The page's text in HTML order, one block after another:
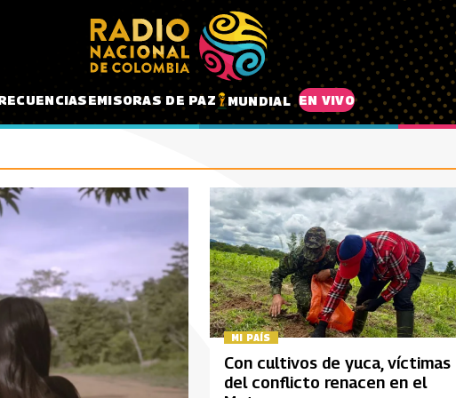
EMISORAS DE PAZ MUNDIAL EN VIVO
MI PAÍS
Con cultivos de yuca, víctimas
del conflicto renacen en el